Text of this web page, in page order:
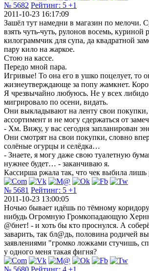
№ 5682 Рейтинг: 5 +1
2011-10-23 16:17:09
Зашёл тут намедни в магазин по мелочи.
взять чуть-чуть, рулонов восемь, куриной
килограммчик для супа, да квадратной
пару кило на жаркое.
Стою на кассе.
Передо мной пара.
Игривые! То она его в ушко поцелует, то
жизнеутверждающе за попу жамкнет.
Я чрезвычайно любуюсь. Не у всех
мигрировало по осени, видать.
Они выкладывают на ленту свои
ассортимент и не могу сдержаться от
- Хм. Вижу, у вас сегодня запланирован
Они смотрят на свои покупки, словно
солёные огурцы и селёдка…
- Знаете, я могу даже свою туалетную
нужнее будет… - заканчиваю я.
Кассирша ржала так, что чек выбила лишь
№ 5681 Рейтинг: 5 +1
2011-10-23 13:00:05
Ночью бывает идёшь по тёмному
нибудь Огромную Громкопадающую
@бнет! - и хоть бы кто проснулся. А
заварить, так бл@дь, половина родичей
заявлениями "громко ложками стучишь,
у одного меня такая фигня?
№ 5680 Рейтинг: 4 +1